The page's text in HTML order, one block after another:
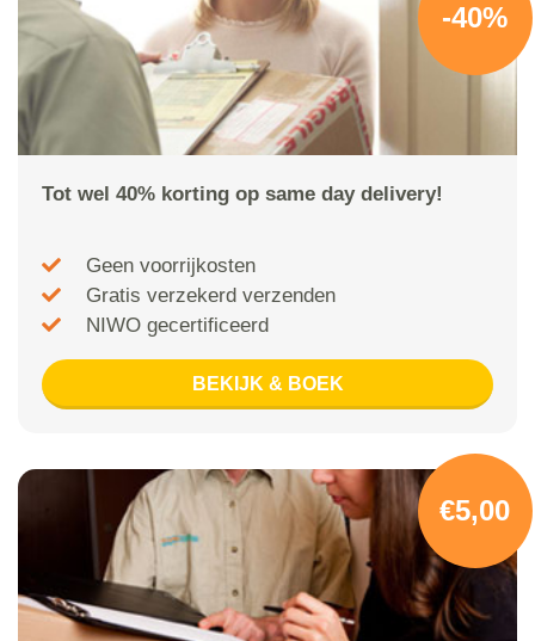
-40%
Tot wel 40% korting op same day delivery!
Geen voorrijkosten
Gratis verzekerd verzenden
NIWO gecertificeerd
BEKIJK & BOEK
€5,00